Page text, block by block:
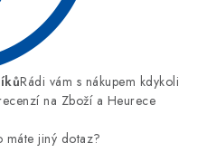
Rádi vám s nákupem kdykoli
na Zboží a Heurece
máte jiný dotaz?